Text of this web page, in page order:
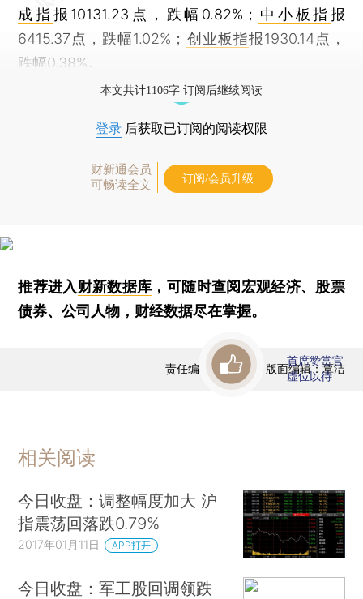
成指 报10131.23点，跌幅0.82%； 中小板指 报
6415.37点，跌幅1.02%； 创业板指报1930.14点，
跌幅0.38%。
本文共计1106字 订阅后继续阅读
登录 后获取已订阅的阅读权限
财新通会员
可畅读全文
订阅/会员升级
推荐进入财新数据库 ，可随时查阅宏观经济、股票
债券、公司人物，财经数据尽在掌握。
责任编辑：曹文姣 | 版面编辑：覃洁
首席赞赏官
虚位以待
相关阅读
今日收盘：调整幅度加大 沪
指震荡回落跌0.79%
2017年01月11日 APP打开
今日收盘：军工股回调领跌